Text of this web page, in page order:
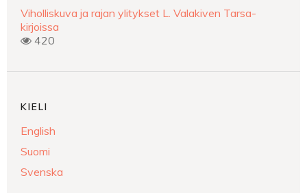
Viholliskuva ja rajan ylitykset L. Valakiven Tarsa-
kirjoissa
420
KIELI
English
Suomi
Svenska